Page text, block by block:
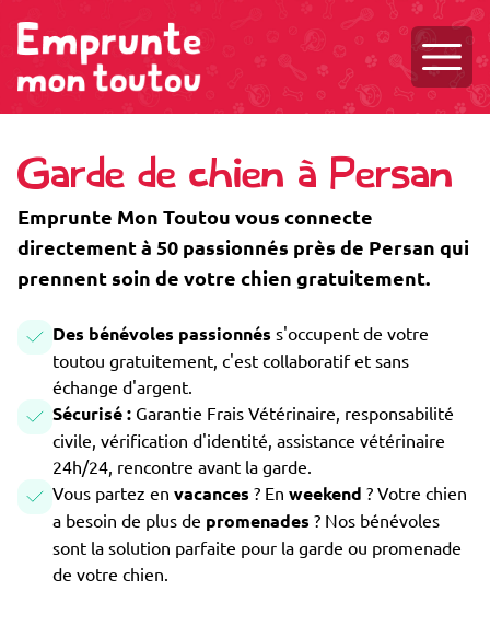
Garde de chien à Persan
Emprunte Mon Toutou vous connecte
directement à 50 passionnés près de Persan qui
prennent soin de votre chien gratuitement.
Des bénévoles passionnés s'occupent de votre
toutou gratuitement, c'est collaboratif et sans
échange d'argent.
Sécurisé : Garantie Frais Vétérinaire, responsabilité
civile, vérification d'identité, assistance vétérinaire
24h/24, rencontre avant la garde.
Vous partez en vacances ? En weekend ? Votre chien
a besoin de plus de promenades ? Nos bénévoles
sont la solution parfaite pour la garde ou promenade
de votre chien.